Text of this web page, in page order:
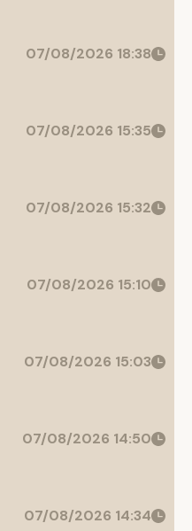
07/08/2026 18:38
07/08/2026 15:35
07/08/2026 15:32
07/08/2026 15:10
07/08/2026 15:03
07/08/2026 14:50
07/08/2026 14:34